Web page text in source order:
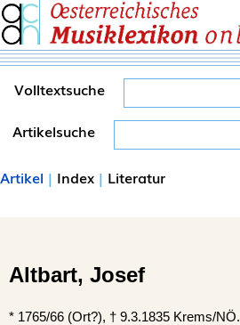
Volltextsuche
Artikelsuche
Artikel | Index | Literatur
Altbart, Josef
* 1765/66 (Ort?), † 9.3.1835 Krems/NÖ.